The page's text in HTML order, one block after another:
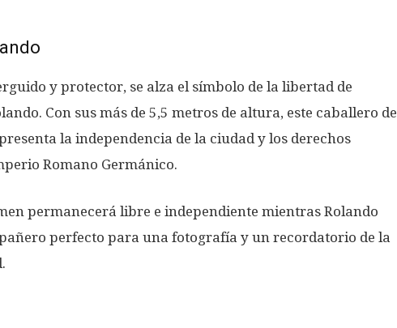
y protector, se alza el símbolo de la libertad de
Con sus más de 5,5 metros de altura, este caballero de
la independencia de la ciudad y los derechos
Romano Germánico.
permanecerá libre e independiente mientras Rolando
perfecto para una fotografía y un recordatorio de la